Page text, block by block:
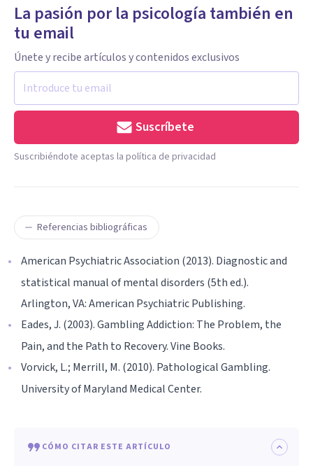
La pasión por la psicología también en
tu email
Únete y recibe artículos y contenidos exclusivos
Suscríbete
Suscribiéndote aceptas la política de privacidad
Referencias bibliográficas
American Psychiatric Association (2013). Diagnostic and
statistical manual of mental disorders (5th ed.).
Arlington, VA: American Psychiatric Publishing.
Eades, J. (2003). Gambling Addiction: The Problem, the
Pain, and the Path to Recovery. Vine Books.
Vorvick, L.; Merrill, M. (2010). Pathological Gambling.
University of Maryland Medical Center.
CÓMO CITAR ESTE ARTÍCULO